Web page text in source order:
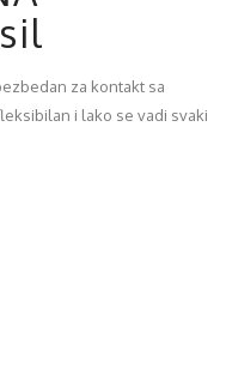
za kontakt sa
i lako se vadi svaki